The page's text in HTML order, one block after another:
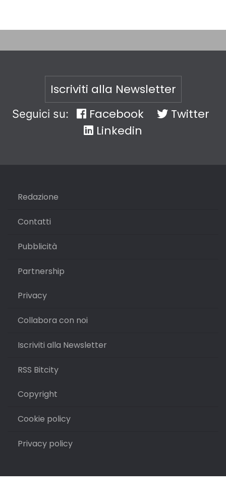
Iscriviti alla Newsletter
Seguici su: Facebook
Twitter
Linkedin
Redazione
Contatti
Pubblicità
Partnership
Privacy
Collabora con noi
Iscriviti alla Newsletter
RSS Bitcity
Copyright
Cookie policy
Privacy policy